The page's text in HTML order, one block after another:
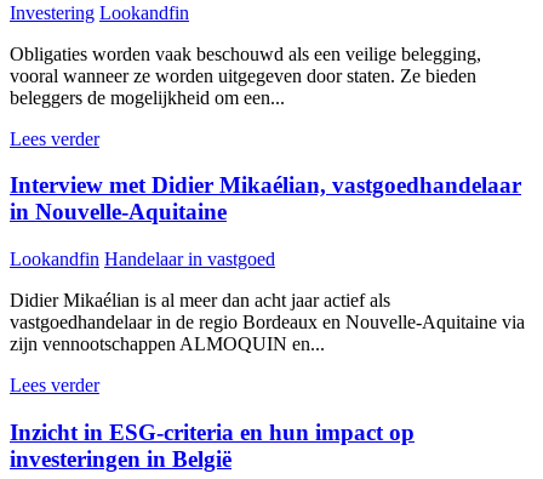
Investering Lookandfin
Obligaties worden vaak beschouwd als een veilige belegging,
vooral wanneer ze worden uitgegeven door staten. Ze bieden
beleggers de mogelijkheid om een...
Lees verder
Interview met Didier Mikaélian, vastgoedhandelaar
in Nouvelle-Aquitaine
Lookandfin Handelaar in vastgoed
Didier Mikaélian is al meer dan acht jaar actief als
vastgoedhandelaar in de regio Bordeaux en Nouvelle-Aquitaine via
zijn vennootschappen ALMOQUIN en...
Lees verder
Inzicht in ESG-criteria en hun impact op
investeringen in België